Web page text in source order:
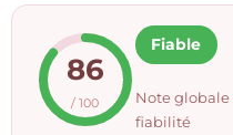
86
/ 100
Fiable
Note globale
fiabilité